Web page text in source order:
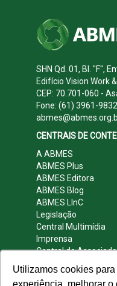
Utilizamos cookies
SHN Qd. 01, Bl. "F",
Edifício Vision Work
CEP: 70.701-060 -
Fone: (61) 3961-
CENTRAIS DE
A ABMES
ABMES Plus
ABMES Editora
ABMES Blog
ABMES LInC
Legislação
Central Multimídia
Imprensa
Central do
REDES SOCIAIS